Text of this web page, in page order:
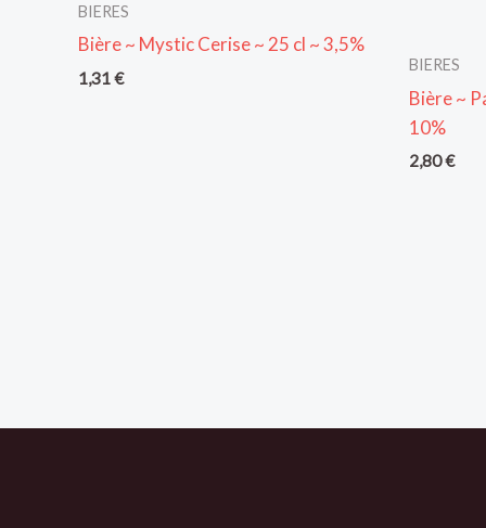
BIERES
Bière ~ Mystic Cerise ~ 25 cl ~ 3,5%
1,31 €
BIERES
Bière ~
10%
2,80€